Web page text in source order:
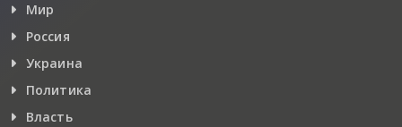
Мир
Россия
Украина
Политика
Власть